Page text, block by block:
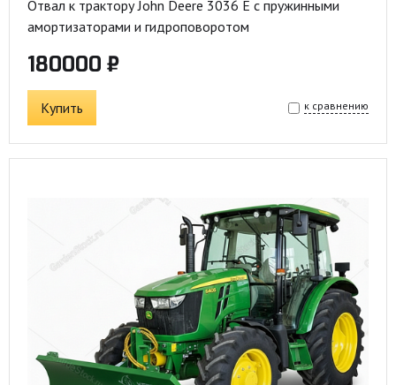
Отвал к трактору John Deere 3036 E с пружинными
амортизаторами и гидроповоротом
180000 ₽
Купить к сравнению